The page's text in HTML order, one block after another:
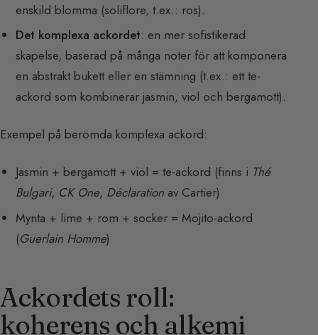
enskild blomma (soliflore, t.ex.: ros).
Det komplexa ackordet: en mer sofistikerad
skapelse, baserad på många noter för att komponera
en abstrakt bukett eller en stämning (t.ex.: ett te-
ackord som kombinerar jasmin, viol och bergamott).
Exempel på berömda komplexa ackord:
Jasmin + bergamott + viol = te-ackord (finns i Thé
Bulgari, CK One, Déclaration av Cartier)
Mynta + lime + rom + socker = Mojito-ackord
(Guerlain Homme)
Ackordets roll:
koherens och alkemi